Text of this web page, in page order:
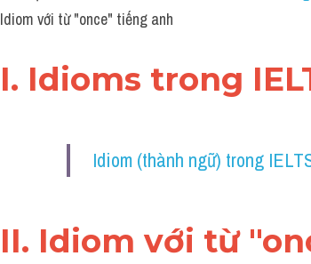
Idiom với từ "once" tiếng anh
I. Idioms trong
Idiom (thành ngữ) trong
II. Idiom với từ